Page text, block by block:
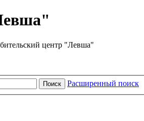
центр "Левша"
Поиск Расширенный поиск